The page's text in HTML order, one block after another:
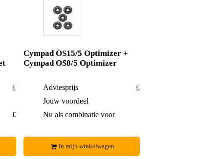
€ 16,40
€ 15,95
Cympad OS15/5 Optimizer +
Cympad OS8/5 Optimizer
Adviesprijs
€ 19,80
Jouw voordeel
Nu als combinatie voor
In mijn winkelwagen